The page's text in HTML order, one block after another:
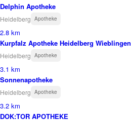
Delphin Apotheke
Heidelberg Apotheke
2.8 km
Kurpfalz Apotheke Heidelberg Wieblingen
Heidelberg Apotheke
3.1 km
Sonnenapotheke
Heidelberg Apotheke
3.2 km
DOK:TOR APOTHEKE